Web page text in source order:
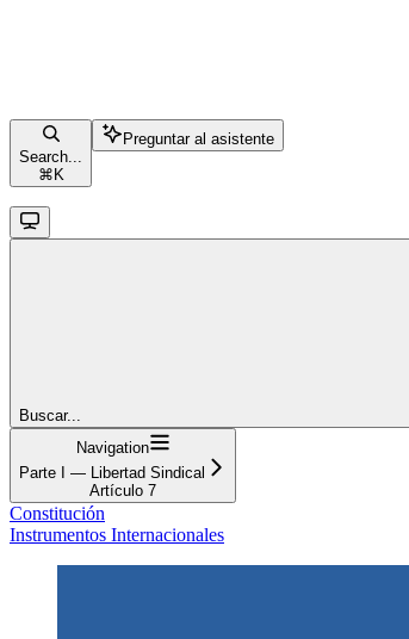
Search...
⌘ K
Preguntar al asistente
Buscar...
Navigation
Parte I — Libertad Sindical
Artículo 7
Constitución
Instrumentos Internacionales